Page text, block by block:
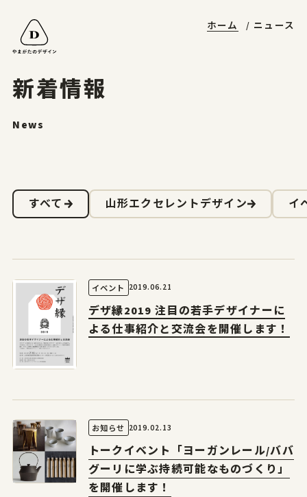
山形エクセレントデザイン
受賞ギャラリー
山形エクセレントデザイン
山形エクセレントデザインのあゆみ
山形エクセレントデザイン募集要項
やまがたデザ縁
やまがたデザ縁
山形デザイナーリスト
やまがた&Ｄプロジェクト
レポート
新着情報
お問合せ
ホーム ニュース
新着情報
News
すべて 山形エクセレントデザイン イ
イベント 2019.06.21
デザ縁2019 注目の若手デザイナーに
よる仕事紹介と交流会を開催します！
お知らせ 2019.02.13
トークイベント「ヨーガンレール/ババ
グーリに学ぶ持続可能なものづくり」
を開催します！